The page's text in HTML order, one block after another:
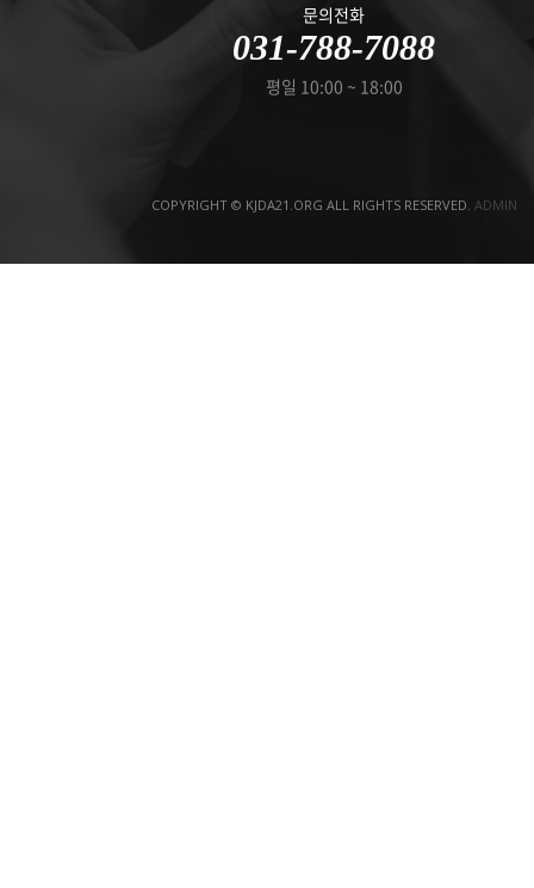
문의전화
031-788-7088
평일 10:00 ~ 18:00
COPYRIGHT © KJDA21.ORG ALL RIGHTS RESERVED. ADMIN